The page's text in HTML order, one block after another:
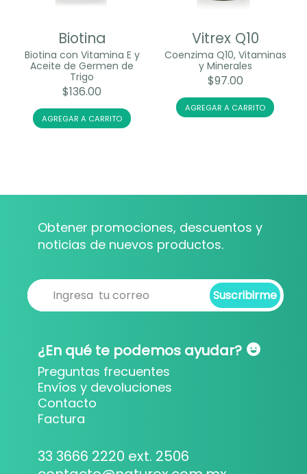
Biotina
Biotina con Vitamina E y
Aceite de Germen de
Trigo
$136.00
AGREGAR A CARRITO
Vitrex Q10
Coenzima Q10, Vitaminas
y Minerales
$97.00
AGREGAR A CARRITO
Obtener promociones, descuentos y
noticias de nuevos productos.
Suscribirme
¿En qué te podemos ayudar?
Preguntas frecuentes
Envíos y devoluciones
Contacto
Factura
33 3666 2220 ext. 2506